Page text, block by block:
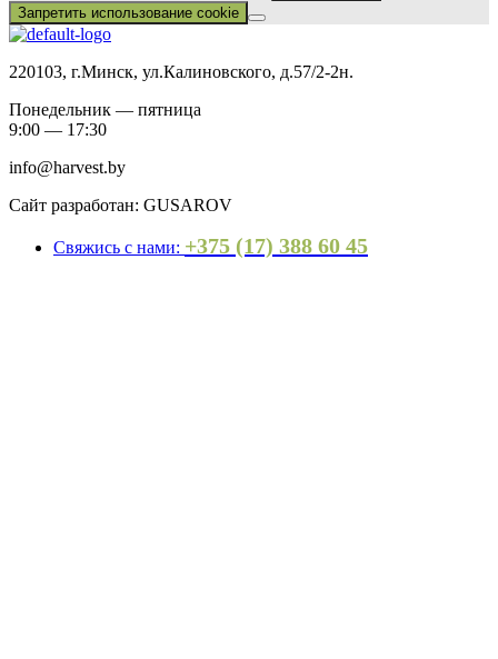
Запретить использование cookie
220103, г.Минск, ул.Калиновского, д.57/2-2н.
Понедельник — пятница
9:00 — 17:30
info@harvest.by
Сайт разработан: GUSAROV
Свяжись с нами: +375 (17) 388 60 45